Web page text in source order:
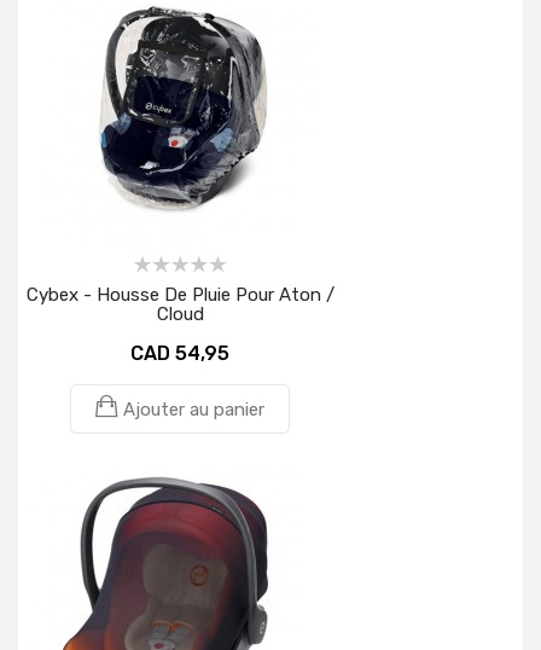
Cybex - Housse De Pluie Pour Aton /
Cloud
CAD 54,95
Ajouter au panier